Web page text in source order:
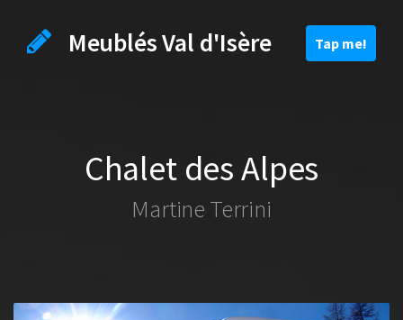
Toggle
navigation
Tap me!
Meublés Val d'Isère
Chalet des Alpes
Martine Terrini